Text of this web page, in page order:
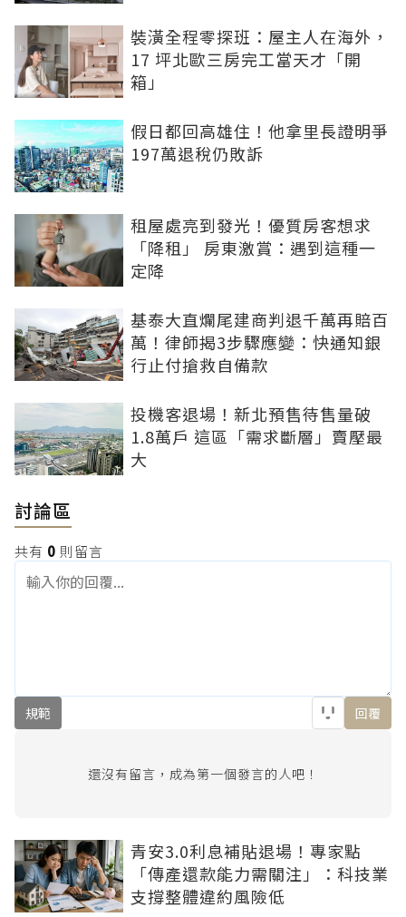
裝潢全程零探班：屋主人在海外，
17 坪北歐三房完工當天才「開
箱」
假日都回高雄住！他拿里長證明爭
197萬退稅仍敗訴
租屋處亮到發光！優質房客想求
「降租」 房東激賞：遇到這種一
定降
基泰大直爛尾建商判退千萬再賠百
萬！律師揭3步驟應變：快通知銀
行止付搶救自備款
投機客退場！新北預售待售量破
1.8萬戶 這區「需求斷層」賣壓最
大
討論區
共有 0 則留言
規範 回覆
還沒有留言，成為第一個發言的人吧！
青安3.0利息補貼退場！專家點
「傳產還款能力需關注」：科技業
支撐整體違約風險低